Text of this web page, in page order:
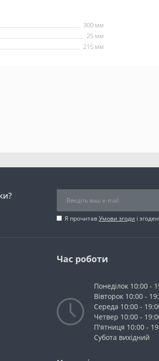
300 мм
25 мм
215 мм
Я прочитавУмови згоди і
Час роботи
Понеділок 10:00 -
Вівторок 10:00 -
Середа 10:00 -
Четвер 10:00 -
П'ятниця 10:00 -
Cубота вихідний